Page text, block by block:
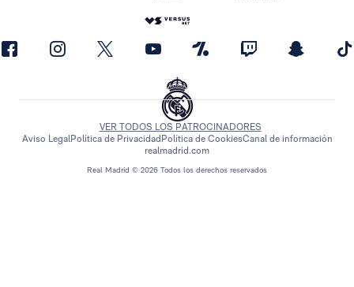
Real Madrid © 2026 Todos los derechos reservados
VER TODOS LOS PATROCINADORES
Aviso LegalPolítica de Privacidad Política de CookiesCanal de información
realmadrid.com